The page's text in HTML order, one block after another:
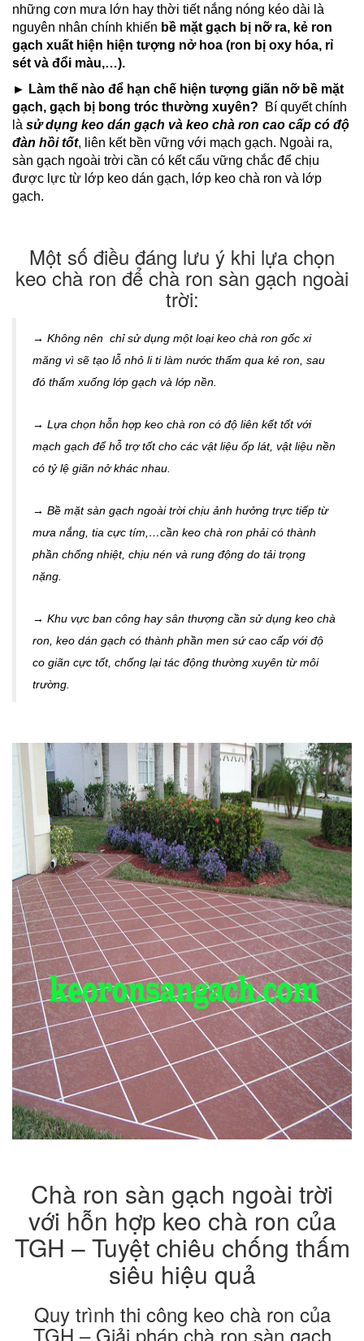
những cơn mưa lớn hay thời tiết nắng nóng kéo dài là
nguyên nhân chính khiến bề mặt gạch bị nỡ ra, kẻ ron
gạch xuất hiện hiện tượng nở hoa (ron bị oxy hóa, rỉ
sét và đổi màu,…).
► Làm thế nào để hạn chế hiện tượng giãn nỡ bề mặt
gạch, gạch bị bong tróc thường xuyên?
Bí quyết chính
là sử dụng keo dán gạch và keo chà ron cao cấp có độ
đàn hồi tốt, liên kết bền vững với mạch gạch. Ngoài ra,
sàn gạch ngoài trời cần có kết cấu vững chắc để chịu
được lực từ lớp keo dán gạch, lớp keo chà ron và lớp
gạch.
Một số điều đáng lưu ý khi lựa chọn
keo chà ron để chà ron sàn gạch ngoài
trời:
→ Không nên chỉ sử dụng một loại keo chà ron gốc xi
măng vì sẽ tạo lỗ nhỏ li ti làm nước thấm qua kẻ ron, sau
đó thấm xuống lớp gạch và lớp nền.
→ Lựa chọn hỗn hợp keo chà ron có độ liên kết tốt với
mạch gạch để hỗ trợ tốt cho các vật liệu ốp lát, vật liệu nền
có tỷ lệ giãn nở khác nhau.
→ Bề mặt sàn gạch ngoài trời chịu ảnh hưởng trực tiếp từ
mưa nắng, tia cực tím,…cần keo chà ron phải có thành
phần chống nhiệt, chịu nén và rung động do tải trọng
nặng.
→ Khu vực ban công hay sân thượng cần sử dụng keo chà
ron, keo dán gạch có thành phần men sứ cao cấp với độ
co giãn cực tốt, chống lại tác động thường xuyên từ môi
trường.
Chà ron sàn gạch ngoài trời
với hỗn hợp keo chà ron của
TGH – Tuyệt chiêu chống thấm
siêu hiệu quả
Quy trình thi công keo chà ron của
TGH – Giải pháp chà ron sàn gạch